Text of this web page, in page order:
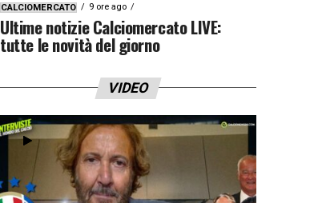
CALCIOMERCATO 9 ore ago
Ultime notizie Calciomercato LIVE:
tutte le novità del giorno
VIDEO